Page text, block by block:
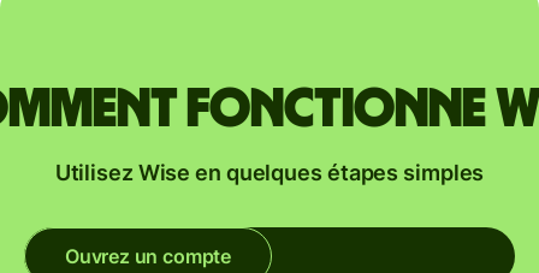
fonctionne
Utilisez Wise en quelques étapes simples
Ouvrez un compte